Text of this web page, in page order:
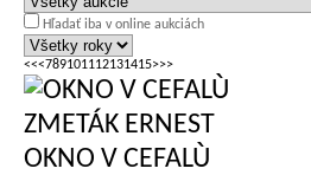
Hľadať iba v online aukciách
<<<789101112131415>>>
ZMETÁK ERNEST
OKNO V CEFALÙ